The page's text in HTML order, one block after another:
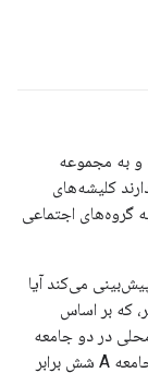
و به مجموعه
کلیشه‌های
گروه‌های اجتماعی
می‌کند آیا
که بر اساس
دهه ۱۹۸۰ از بانک‌های محلی در دو جامعه
مختلف آموزش دیده است. اگر متقاضیان گذشته از جامعه A شش برابر